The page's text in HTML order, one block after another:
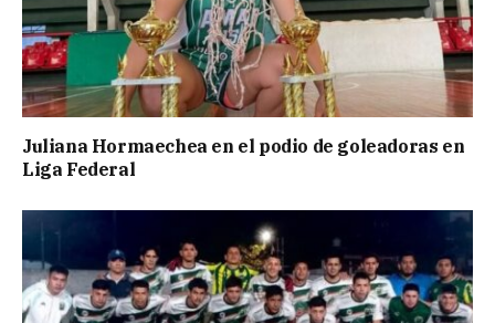
Juliana Hormaechea en el podio de goleadoras en
Liga Federal